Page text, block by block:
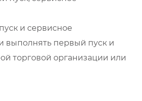
и сервисное
выполнять первый пуск и
торговой организации или